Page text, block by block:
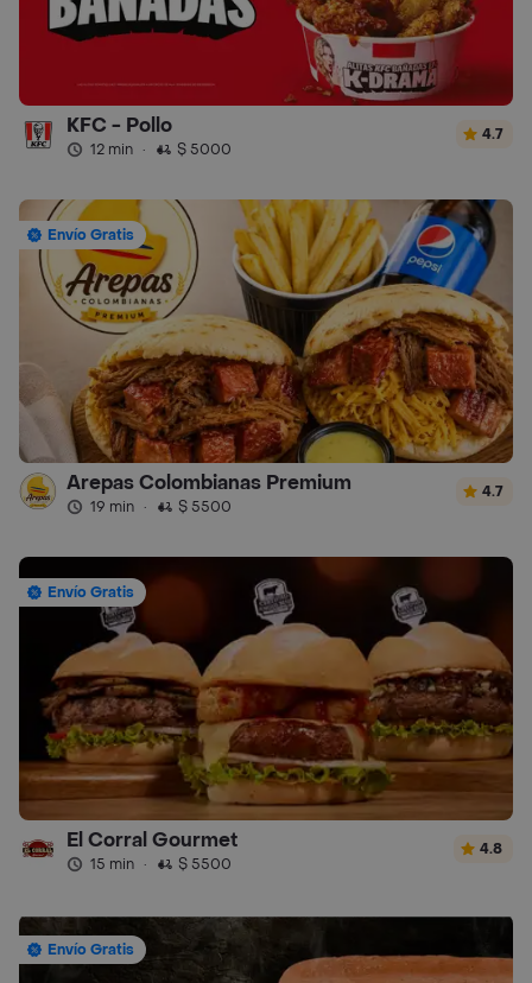
KFC - Pollo
12 min · $ 5000
4.7
Envío Gratis
Arepas Colombianas Premium
19 min · $ 5500
4.7
Envío Gratis
El Corral Gourmet
15 min · $ 5500
4.8
Envío Gratis